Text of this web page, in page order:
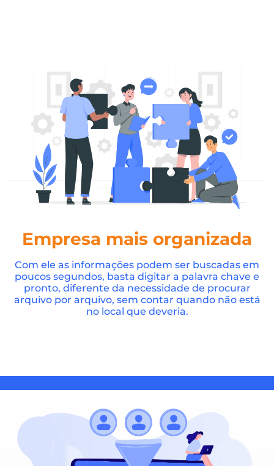
Empresa mais organizada
Com ele as informações podem ser buscadas em
poucos segundos, basta digitar a palavra chave e
pronto, diferente da necessidade de procurar
arquivo por arquivo, sem contar quando não está
no local que deveria.